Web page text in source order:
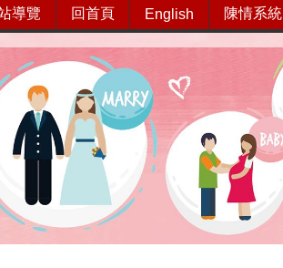
導覽 回首頁 English 陳情系統